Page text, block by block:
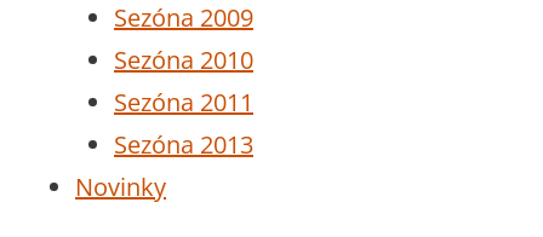
Sezóna 2009
Sezóna 2010
Sezóna 2011
Sezóna 2013
Novinky